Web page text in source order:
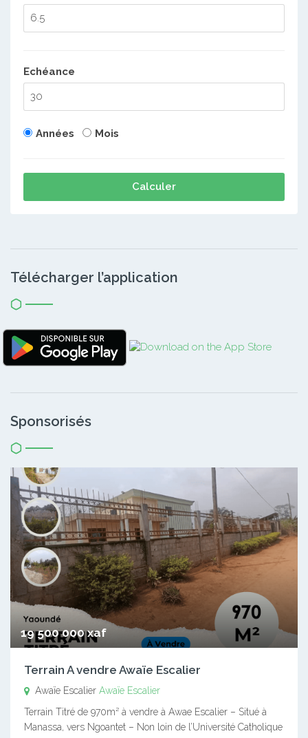
Echéance
Années Mois
Calculer
Télécharger l’application
Sponsorisés
19 500 000 xaf
Terrain A vendre Awaïe Escalier
Awaïe Escalier Awaïe Escalier
Terrain Titré de 970m² à vendre à Awae Escalier – Situé à
Manassa, vers Ngoantet – Non loin de l’Université Catholique